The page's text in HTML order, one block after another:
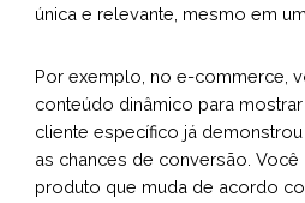
única e relevante, mesmo em
Por exemplo, no e-commerce,
conteúdo dinâmico para
cliente específico já
as chances de conversão.
produto que muda de acordo